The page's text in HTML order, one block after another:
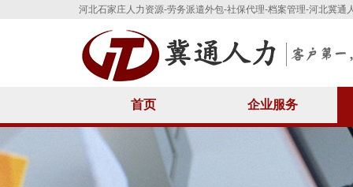
河北石家庄人力资源-劳务派遣外包-社保代理-档案管理-河北冀通
首页 企业服务